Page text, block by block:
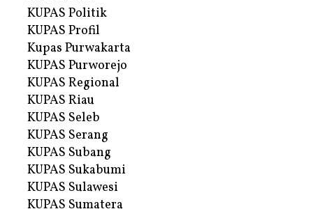
KUPAS Politik
KUPAS Profil
Kupas Purwakarta
KUPAS Purworejo
KUPAS Regional
KUPAS Riau
KUPAS Seleb
KUPAS Serang
KUPAS Subang
KUPAS Sukabumi
KUPAS Sulawesi
KUPAS Sumatera